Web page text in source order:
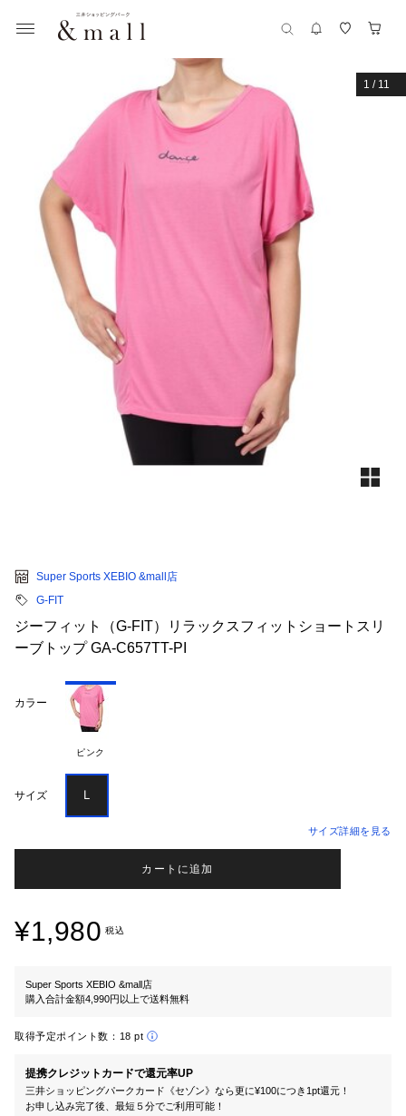
1 / 11
Super Sports XEBIO &mall店
G-FIT
ジーフィット（G-FIT）リラックスフィットショートスリ
ーブトップ GA-C657TT-PI
カラー
ピンク
サイズ Ｌ
サイズ詳細を見る
カートに追加
¥1,980 税込
Super Sports XEBIO &mall店
購入合計金額4,990円以上で送料無料
取得予定ポイント数： 18 pt
提携クレジットカードで還元率UP
三井ショッピングパークカード《セゾン》なら更に¥100につき1pt還元！
お申し込み完了後、最短５分でご利用可能！